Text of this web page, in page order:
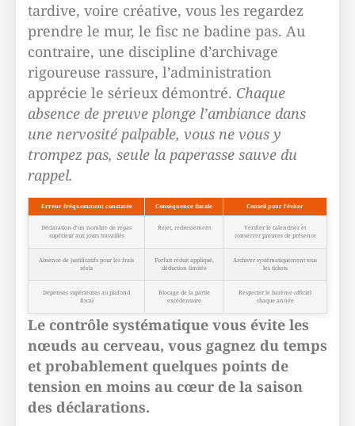
tardive, voire créative, vous les regardez
prendre le mur, le fisc ne badine pas. Au
contraire, une discipline d’archivage
rigoureuse rassure, l’administration
apprécie le sérieux démontré. Chaque
absence de preuve plonge l’ambiance dans
une nervosité palpable, vous ne vous y
trompez pas, seule la paperasse sauve du
rappel.
Erreur fréquemment constatée Conséquence fiscale Conseil pour l’éviter
Déclaration d’un nombre de repas
supérieur aux jours travaillés
Rejet, redressement
Vérifier le calendrier et
conserver preuves de présence
Absence de justificatifs pour les frais
réels
Forfait réduit appliqué,
déduction limitée
Archiver systématiquement tous
les tickets
Dépenses supérieures au plafond
fiscal
Blocage de la partie
excédentaire
Respecter le barème officiel
chaque année
Le contrôle systématique vous évite les
nœuds au cerveau, vous gagnez du temps
et probablement quelques points de
tension en moins au cœur de la saison
des déclarations.